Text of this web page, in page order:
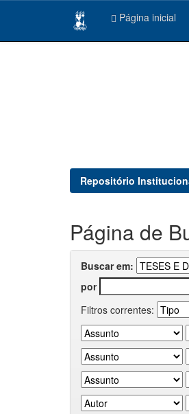
Página inicial
Repositório
Página de
Buscar em:
por
Filtros correntes: